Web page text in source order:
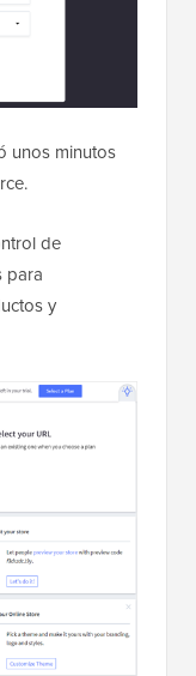
unos minutos
de
para
y